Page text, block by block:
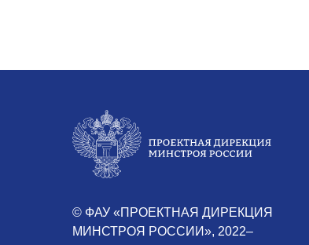
© ФАУ «ПРОЕКТНАЯ ДИРЕКЦИЯ
МИНСТРОЯ РОССИИ», 2022–